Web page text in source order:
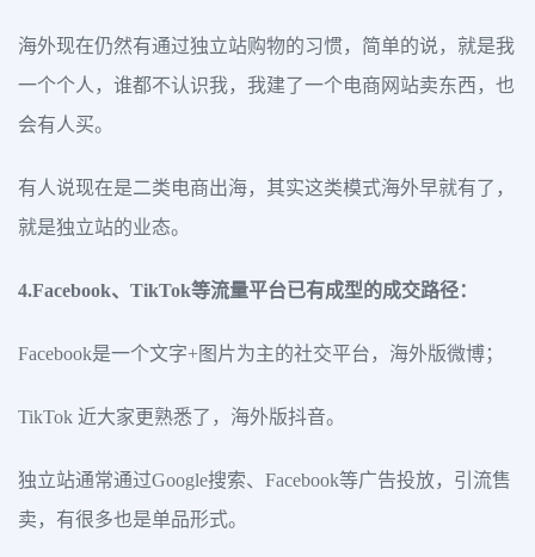
海外现在仍然有通过独立站购物的习惯，简单的说，就是我
一个个人，谁都不认识我，我建了一个电商网站卖东西，也
会有人买。
有人说现在是二类电商出海，其实这类模式海外早就有了，
就是独立站的业态。
4.Facebook、TikTok等流量平台已有成型的成交路径：
Facebook是一个文字+图片为主的社交平台，海外版微博；
TikTok 近大家更熟悉了，海外版抖音。
独立站通常通过Google搜索、Facebook等广告投放，引流售
卖，有很多也是单品形式。